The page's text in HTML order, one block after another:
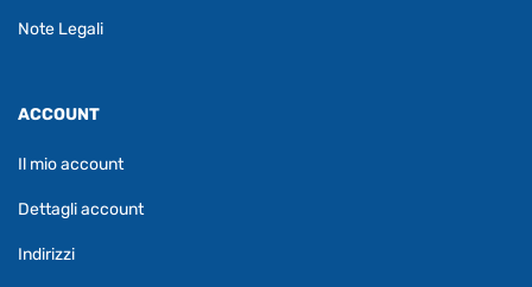
Note Legali
ACCOUNT
Il mio account
Dettagli account
Indirizzi